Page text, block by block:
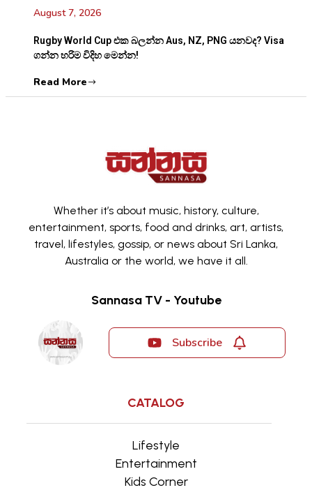
August 7, 2026
Rugby World Cup එක බලන්න Aus, NZ, PNG යනවද? Visa
ගන්න හරිම විදිහ මෙන්න!
Read More
Whether it’s about music, history, culture,
entertainment, sports, food and drinks, art, artists,
travel, lifestyles, gossip, or news about Sri Lanka,
Australia or the world, we have it all.
Sannasa TV - Youtube
Subscribe
CATALOG
Lifestyle
Entertainment
Kids Corner